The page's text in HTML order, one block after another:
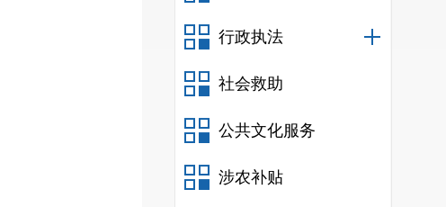
行政执法
社会救助
公共文化服务
涉农补贴